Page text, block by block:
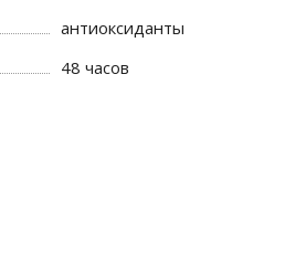
антиоксиданты
48 часов